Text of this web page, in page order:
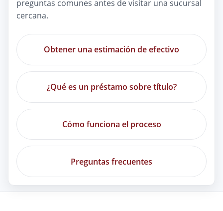
preguntas comunes antes de visitar una sucursal
cercana.
Obtener una estimación de efectivo
¿Qué es un préstamo sobre título?
Cómo funciona el proceso
Preguntas frecuentes